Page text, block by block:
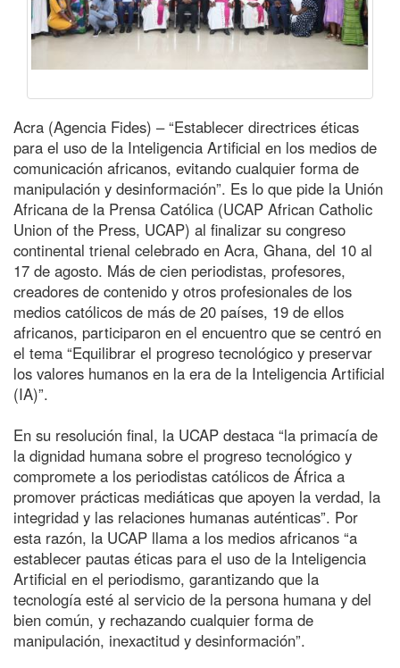
Acra (Agencia Fides) – “Establecer directrices éticas
para el uso de la Inteligencia Artificial en los medios de
comunicación africanos, evitando cualquier forma de
manipulación y desinformación”. Es lo que pide la Unión
Africana de la Prensa Católica (UCAP African Catholic
Union of the Press, UCAP) al finalizar su congreso
continental trienal celebrado en Acra, Ghana, del 10 al
17 de agosto. Más de cien periodistas, profesores,
creadores de contenido y otros profesionales de los
medios católicos de más de 20 países, 19 de ellos
africanos, participaron en el encuentro que se centró en
el tema “Equilibrar el progreso tecnológico y preservar
los valores humanos en la era de la Inteligencia Artificial
(IA)”.
En su resolución final, la UCAP destaca “la primacía de
la dignidad humana sobre el progreso tecnológico y
compromete a los periodistas católicos de África a
promover prácticas mediáticas que apoyen la verdad, la
integridad y las relaciones humanas auténticas”. Por
esta razón, la UCAP llama a los medios africanos “a
establecer pautas éticas para el uso de la Inteligencia
Artificial en el periodismo, garantizando que la
tecnología esté al servicio de la persona humana y del
bien común, y rechazando cualquier forma de
manipulación, inexactitud y desinformación”.